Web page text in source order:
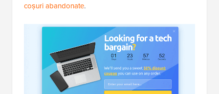
coșuri abandonate.